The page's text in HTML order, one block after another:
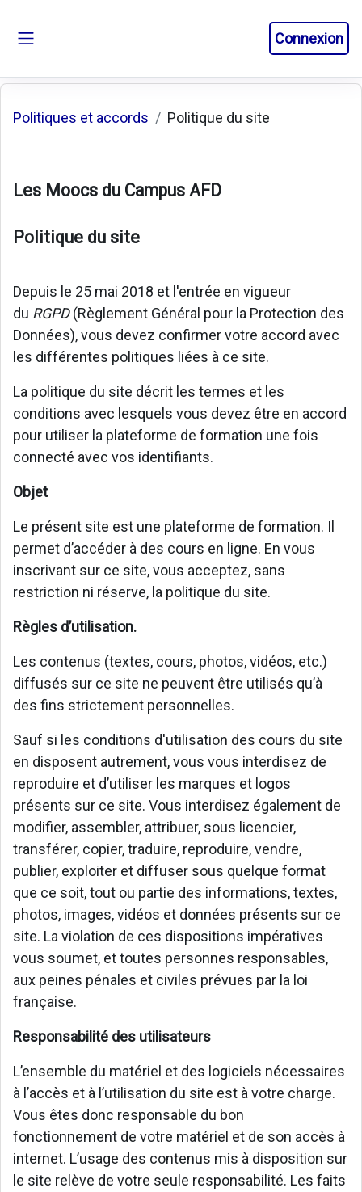
Connexion
Politiques et accords Politique du site
Les Moocs du Campus AFD
Politique du site
Depuis le 25 mai 2018 et l'entrée en vigueur
du RGPD(Règlement Général pour la Protection des
Données), vous devez confirmer votre accord avec
les différentes politiques liées à ce site.
La politique du site décrit les termes et les
conditions avec lesquels vous devez être en accord
pour utiliser la plateforme de formation une fois
connecté avec vos identifiants.
Objet
Le présent site est une plateforme de formation. Il
permet d’accéder à des cours en ligne. En vous
inscrivant sur ce site, vous acceptez, sans
restriction ni réserve, la politique du site.
Règles d’utilisation.
Les contenus (textes, cours, photos, vidéos, etc.)
diffusés sur ce site ne peuvent être utilisés qu’à
des fins strictement personnelles.
Sauf si les conditions d'utilisation des cours du site
en disposent autrement, vous vous interdisez de
reproduire et d’utiliser les marques et logos
présents sur ce site. Vous interdisez également de
modifier, assembler, attribuer, sous licencier,
transférer, copier, traduire, reproduire, vendre,
publier, exploiter et diffuser sous quelque format
que ce soit, tout ou partie des informations, textes,
photos, images, vidéos et données présents sur ce
site. La violation de ces dispositions impératives
vous soumet, et toutes personnes responsables,
aux peines pénales et civiles prévues par la loi
française.
Responsabilité des utilisateurs
L’ensemble du matériel et des logiciels nécessaires
à l’accès et à l’utilisation du site est à votre charge.
Vous êtes donc responsable du bon
fonctionnement de votre matériel et de son accès à
internet. L’usage des contenus mis à disposition sur
le site relève de votre seule responsabilité. Les faits